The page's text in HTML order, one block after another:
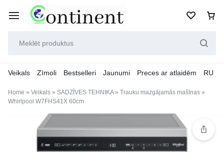
Veikals Zīmoli Bestselleri Jaunumi Preces ar atlaidēm RU
Home » Veikals » SADZĪVES TEHNIKA» Trauku mazgājamās mašīnas »
Whirlpool W7FHS41X 60cm